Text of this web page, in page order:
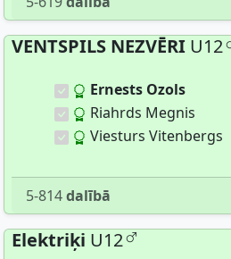
VENTSPILS NEZVĒRI U12
Ernests Ozols
Riahrds Megnis
Viesturs Vitenbergs
5-814dalībā
Elektriķi U12